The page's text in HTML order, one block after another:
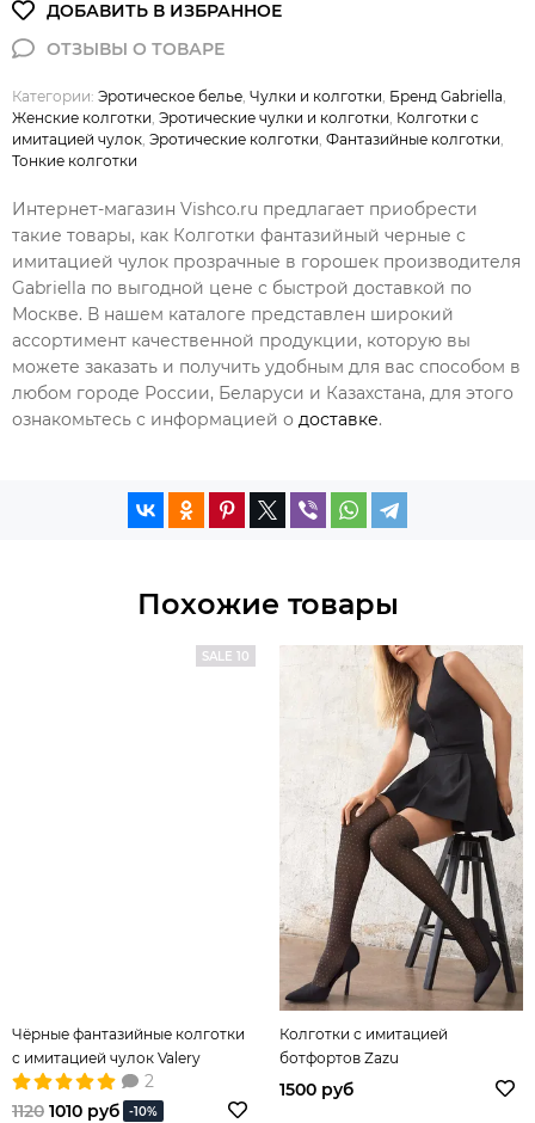
Категории: Эротическое белье Чулки и колготки Бренд Gabriella
Женские колготки Эротические чулки и колготки Колготки с
имитацией чулок Эротические колготки Фантазийные колготки
Тонкие колготки
Интернет-магазин Vishco.ru предлагает приобрести
такие товары, как Колготки фантазийный черные с
имитацией чулок прозрачные в горошек производителя
Gabriella по выгодной цене с быстрой доставкой по
Москве. В нашем каталоге представлен широкий
ассортимент качественной продукции, которую вы
можете заказать и получить удобным для вас способом в
любом городе России, Беларуси и Казахстана, для этого
ознакомьтесь с информацией о доставке.
Похожие товары
SALE 10
Чёрные фантазийные колготки
с имитацией чулок Valery
2
1120 1010 руб -10%
Колготки с имитацией
ботфортов Zazu
1500 руб